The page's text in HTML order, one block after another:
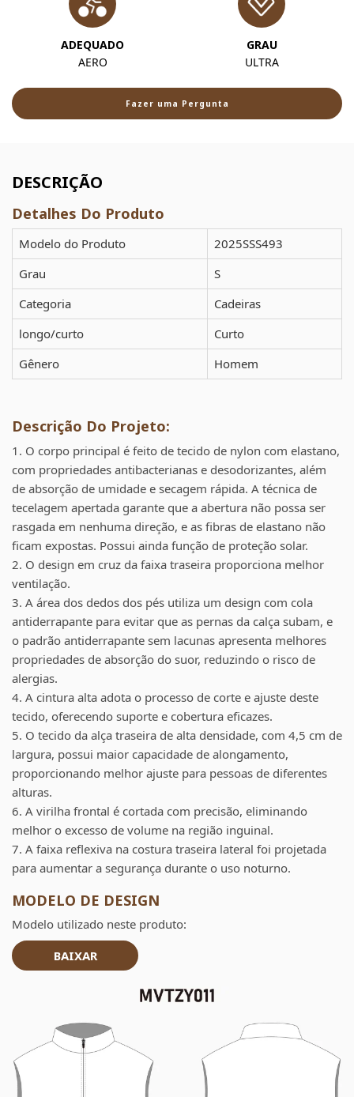
ADEQUADO
AERO
GRAU
ULTRA
Fazer uma Pergunta
DESCRIÇÃO
Detalhes Do Produto
Modelo do Produto
2025SSS493
Grau
S
Categoria
Cadeiras
longo/curto
Curto
Gênero
Homem
Descrição Do Projeto:
1. O corpo principal é feito de tecido de nylon com elastano,
com propriedades antibacterianas e desodorizantes, além
de absorção de umidade e secagem rápida. A técnica de
tecelagem apertada garante que a abertura não possa ser
rasgada em nenhuma direção, e as fibras de elastano não
ficam expostas. Possui ainda função de proteção solar.
2. O design em cruz da faixa traseira proporciona melhor
ventilação.
3. A área dos dedos dos pés utiliza um design com cola
antiderrapante para evitar que as pernas da calça subam, e
o padrão antiderrapante sem lacunas apresenta melhores
propriedades de absorção do suor, reduzindo o risco de
alergias.
4. A cintura alta adota o processo de corte e ajuste deste
tecido, oferecendo suporte e cobertura eficazes.
5. O tecido da alça traseira de alta densidade, com 4,5 cm de
largura, possui maior capacidade de alongamento,
proporcionando melhor ajuste para pessoas de diferentes
alturas.
6. A virilha frontal é cortada com precisão, eliminando
melhor o excesso de volume na região inguinal.
7. A faixa reflexiva na costura traseira lateral foi projetada
para aumentar a segurança durante o uso noturno.
MODELO DE DESIGN
Modelo utilizado neste produto:
BAIXAR